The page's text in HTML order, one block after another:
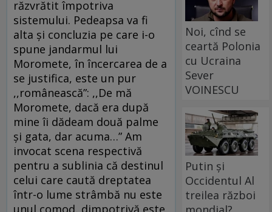
răzvrătit împotriva
sistemului. Pedeapsa va fi
alta şi concluzia pe care i-o
spune jandarmul lui
Moromete, în încercarea de a
se justifica, este un pur
,,românească”: ,,De mă
Moromete, dacă era după
mine îi dădeam două palme
şi gata, dar acuma…” Am
invocat scena respectivă
pentru a sublinia că destinul
celui care caută dreptatea
într-o lume strâmbă nu este
Noi, cînd se
ceartă Polonia
cu Ucraina
Sever
VOINESCU
Putin și
Occidentul Al
treilea război